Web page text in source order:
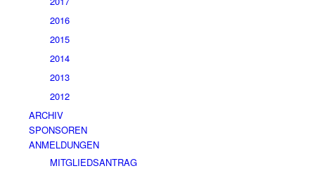
2016
2015
2014
2013
2012
ARCHIV
SPONSOREN
ANMELDUNGEN
MITGLIEDSANTRAG